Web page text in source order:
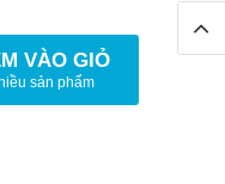
VÀO GIỎ
sản phẩm